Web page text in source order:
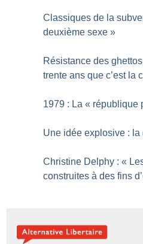
Classiques de la
deuxième sexe »
Résistance des
trente ans que c’est la
1979 : La « république
Une idée explosive :
Christine Delphy : «
construites à des fins